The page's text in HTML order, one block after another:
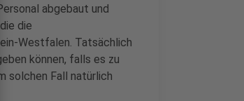
abgebaut und
die
Westfalen. Tatsächlich
können, falls es zu
solchen Fall natürlich